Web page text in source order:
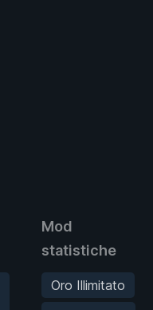
Mod
statistiche
Oro Illimitato